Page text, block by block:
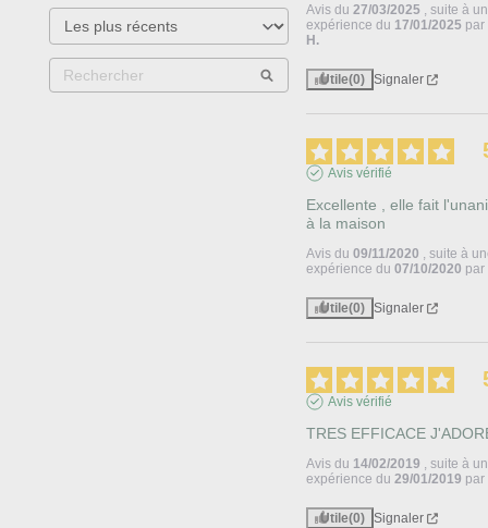
Avis du27/03/2025 , suite à
expérience du 17/01/2025 par
H.
Utile(0) Signaler
Avis vérifié
Excellente , elle fait
à la maison
Avis du09/11/2020 , suite à
expérience du07/10/2020 par
Utile(0) Signaler
Avis vérifié
TRES EFFICACE
Avis du 14/02/2019 , suite à
expérience du29/01/2019 par
Utile(0) Signaler